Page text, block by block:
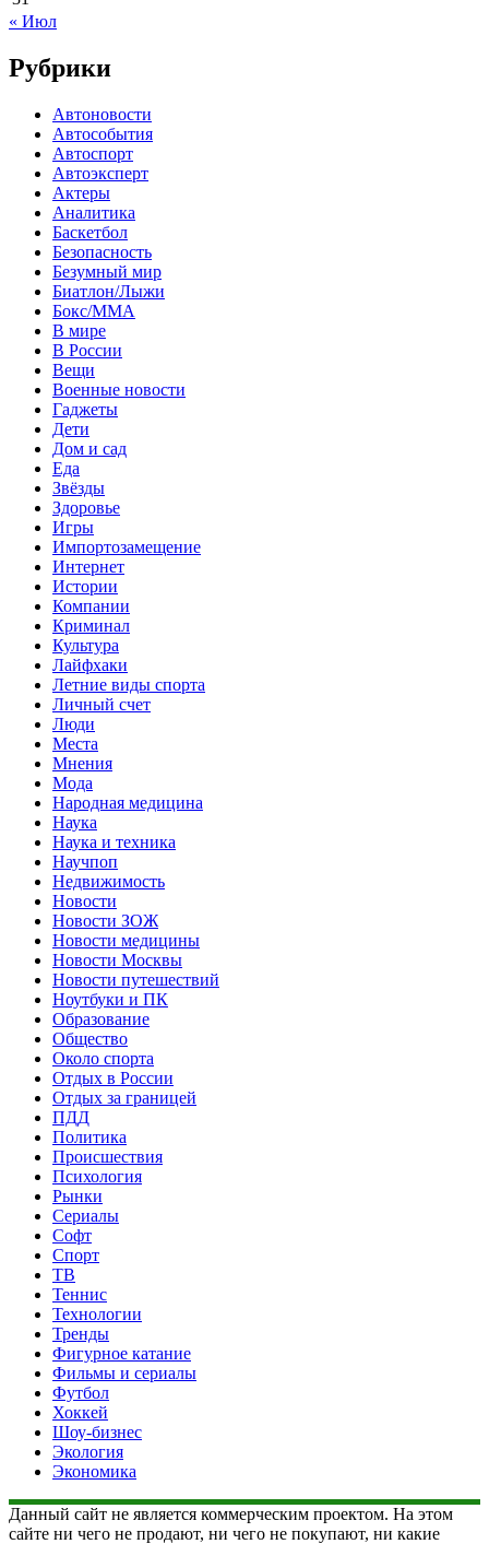
« Июл
Рубрики
Автоновости
Автособытия
Автоспорт
Автоэксперт
Актеры
Аналитика
Баскетбол
Безопасность
Безумный мир
Биатлон/Лыжи
Бокс/MMA
В мире
В России
Вещи
Военные новости
Гаджеты
Дети
Дом и сад
Еда
Звёзды
Здоровье
Игры
Импортозамещение
Интернет
Истории
Компании
Криминал
Культура
Лайфхаки
Летние виды спорта
Личный счет
Люди
Места
Мнения
Мода
Народная медицина
Наука
Наука и техника
Научпоп
Недвижимость
Новости
Новости ЗОЖ
Новости медицины
Новости Москвы
Новости путешествий
Ноутбуки и ПК
Образование
Общество
Около спорта
Отдых в России
Отдых за границей
ПДД
Политика
Происшествия
Психология
Рынки
Сериалы
Софт
Спорт
ТВ
Теннис
Технологии
Тренды
Фигурное катание
Фильмы и сериалы
Футбол
Хоккей
Шоу-бизнес
Экология
Экономика
Данный сайт не является коммерческим проектом. На этом
сайте ни чего не продают, ни чего не покупают, ни какие